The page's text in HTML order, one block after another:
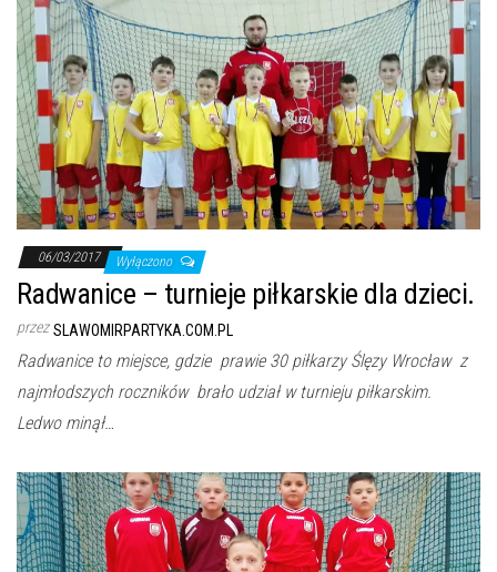
06/03/2017 Wyłączono
Radwanice – turnieje piłkarskie dla dzieci.
przez SLAWOMIRPARTYKA.COM.PL
Radwanice to miejsce, gdzie prawie 30 piłkarzy Ślęzy Wrocław z
najmłodszych roczników brało udział w turnieju piłkarskim.
Ledwo minął…